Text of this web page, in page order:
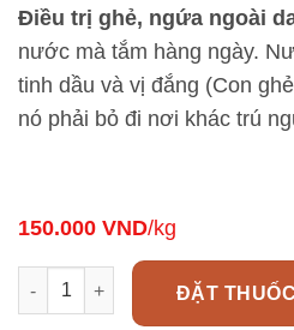
Điều trị ghẻ, ngứa ngoài
nước mà tắm hàng ngày.
tinh dầu và vị đắng (Con
nó phải bỏ đi nơi khác trú
150.000 VND/kg
Công dụng tuyệt vời của cây
ĐẶT THUỐC